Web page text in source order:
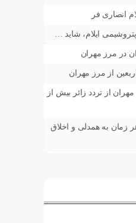
انصاری فر
ایلام، شاید …
در مرز مهران
از تردد زائر بیش از
زمان به همدلی و اخلاق